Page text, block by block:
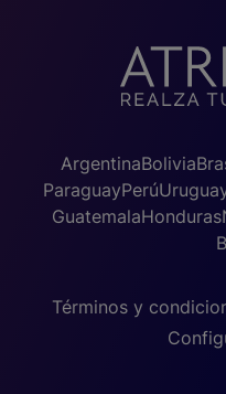
ArgentinaBolivia
ParaguayPerú
GuatemalaHonduras
Términos y